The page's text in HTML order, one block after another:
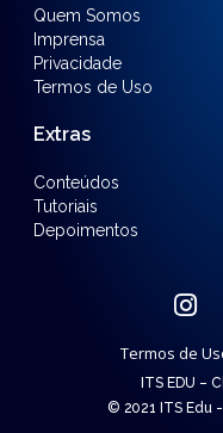
Quem Somos
Imprensa
Privacidade
Termos de Uso
Extras
Conteúdos
Tutoriais
Depoimentos
Termos de
ITS EDU –
© 2021 ITS Edu